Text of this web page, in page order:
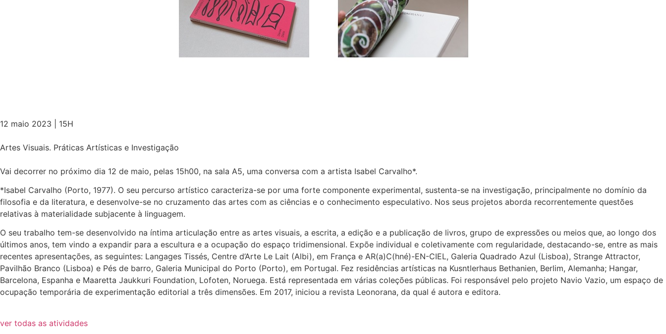
12 maio 2023 | 15H
Artes Visuais. Práticas Artísticas e Investigação
Vai decorrer no próximo dia 12 de maio, pelas 15h00, na sala A5, uma conversa com a artista Isabel Carvalho*.
*Isabel Carvalho (Porto, 1977). O seu percurso artístico caracteriza-se por uma forte componente experimental, sustenta-se na investigação, principalmente no domínio da
filosofia e da literatura, e desenvolve-se no cruzamento das artes com as ciências e o conhecimento especulativo. Nos seus projetos aborda recorrentemente questões
relativas à materialidade subjacente à linguagem.
O seu trabalho tem-se desenvolvido na íntima articulação entre as artes visuais, a escrita, a edição e a publicação de livros, grupo de expressões ou meios que, ao longo dos
últimos anos, tem vindo a expandir para a escultura e a ocupação do espaço tridimensional. Expõe individual e coletivamente com regularidade, destacando-se, entre as mais
recentes apresentações, as seguintes: Langages Tissés, Centre d’Arte Le Lait (Albi), em França e AR(a)C(hné)-EN-CIEL, Galeria Quadrado Azul (Lisboa), Strange Attractor,
Pavilhão Branco (Lisboa) e Pés de barro, Galeria Municipal do Porto (Porto), em Portugal. Fez residências artísticas na Kusntlerhaus Bethanien, Berlim, Alemanha; Hangar,
Barcelona, Espanha e Maaretta Jaukkuri Foundation, Lofoten, Noruega. Está representada em várias coleções públicas. Foi responsável pelo projeto Navio Vazio, um espaço de
ocupação temporária de experimentação editorial a três dimensões. Em 2017, iniciou a revista Leonorana, da qual é autora e editora.
ver todas as atividades